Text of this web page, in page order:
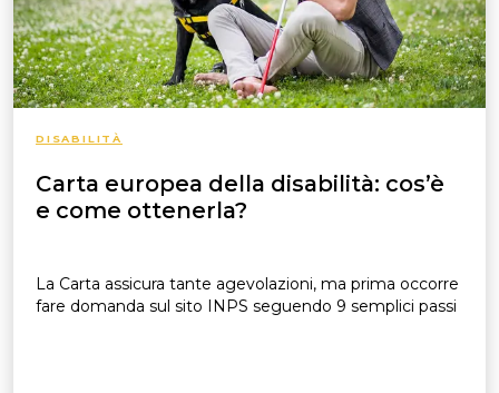
DISABILITÀ
Carta europea della disabilità: cos’è
e come ottenerla?
La Carta assicura tante agevolazioni, ma prima occorre
fare domanda sul sito INPS seguendo 9 semplici passi